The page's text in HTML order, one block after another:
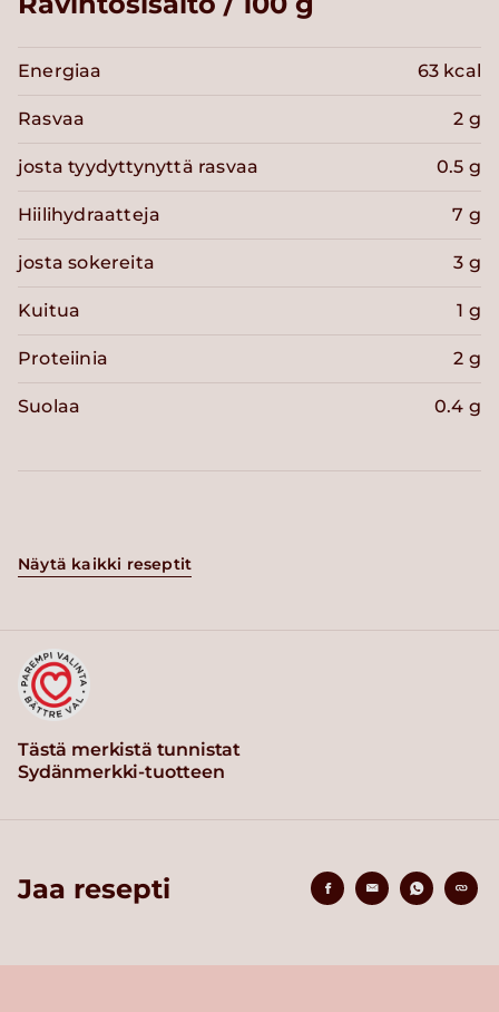
Energiaa 63 kcal
Rasvaa 2 g
josta tyydyttynyttä rasvaa 0.5 g
Hiilihydraatteja 7 g
josta sokereita 3 g
Kuitua 1 g
Proteiinia 2 g
Suolaa 0.4 g
Näytä kaikki reseptit
Tästä merkistä tunnistat
Sydänmerkki-tuotteen
Jaa resepti